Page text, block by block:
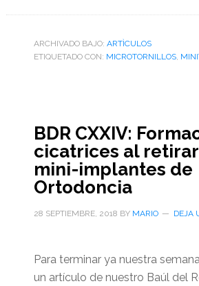
ARCHIVADO BAJO: ARTÌCULOS
ETIQUETADO CON: MICROTORNILLOS,
BDR CXXIV:
cicatrices al
mini-implantes de
Ortodoncia
28 SEPTIEMBRE, 2018 BY MARIO DEJA
Para terminar ya nuestra
un artículo de nuestro Baúl del